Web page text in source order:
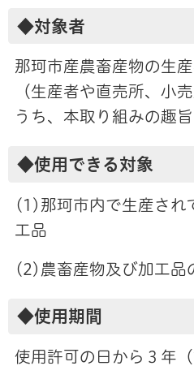
◆対象者
那珂市産農畜産物の生
（生産者や直売所、小
うち、本取り組みの趣
◆使用できる対象
(1)那珂市内で生産され
工品
(2)農畜産物及び加工品
◆使用期間
使用許可の日から３年